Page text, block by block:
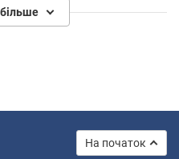
На початок